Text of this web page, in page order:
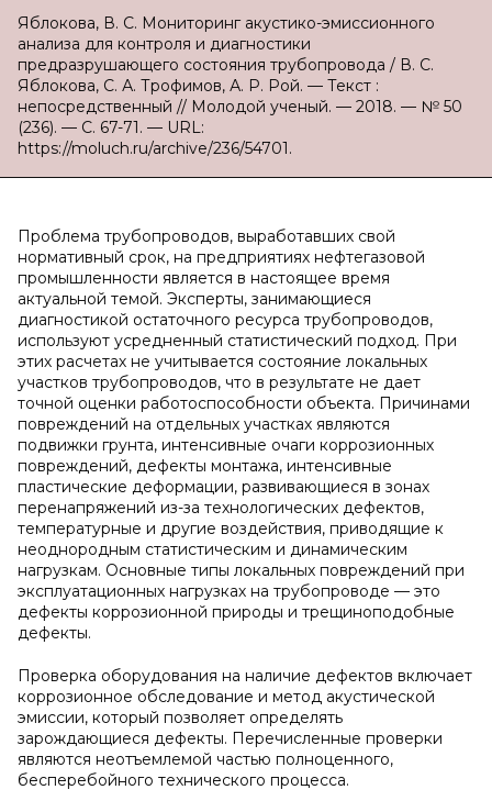
Яблокова, В. С. Мониторинг акустико-эмиссионного
анализа для контроля и диагностики
предразрушающего состояния трубопровода / В. С.
Яблокова, С. А. Трофимов, А. Р. Рой. — Текст :
непосредственный // Молодой ученый. — 2018. — № 50
(236). — С. 67-71. — URL:
https://moluch.ru/archive/236/54701.
Проблема трубопроводов, выработавших свой
нормативный срок, на предприятиях нефтегазовой
промышленности является в настоящее время
актуальной темой. Эксперты, занимающиеся
диагностикой остаточного ресурса трубопроводов,
используют усредненный статистический подход. При
этих расчетах не учитывается состояние локальных
участков трубопроводов, что в результате не дает
точной оценки работоспособности объекта. Причинами
повреждений на отдельных участках являются
подвижки грунта, интенсивные очаги коррозионных
повреждений, дефекты монтажа, интенсивные
пластические деформации, развивающиеся в зонах
перенапряжений из-за технологических дефектов,
температурные и другие воздействия, приводящие к
неоднородным статистическим и динамическим
нагрузкам. Основные типы локальных повреждений при
эксплуатационных нагрузках на трубопроводе — это
дефекты коррозионной природы и трещиноподобные
дефекты.
Проверка оборудования на наличие дефектов включает
коррозионное обследование и метод акустической
эмиссии, который позволяет определять
зарождающиеся дефекты. Перечисленные проверки
являются неотъемлемой частью полноценного,
бесперебойного технического процесса.